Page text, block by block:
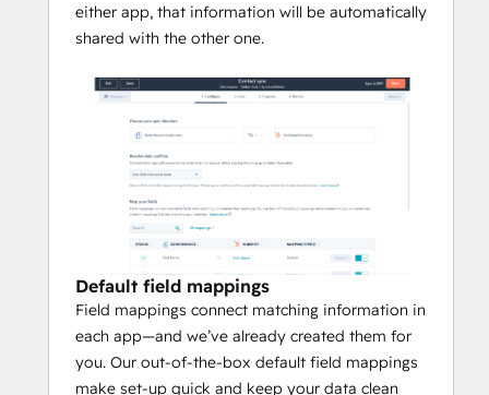
either app, that information will be automatically
shared with the other one.
Default field mappings
Field mappings connect matching information in
each app—and we’ve already created them for
you. Our out-of-the-box default field mappings
make set-up quick and keep your data clean